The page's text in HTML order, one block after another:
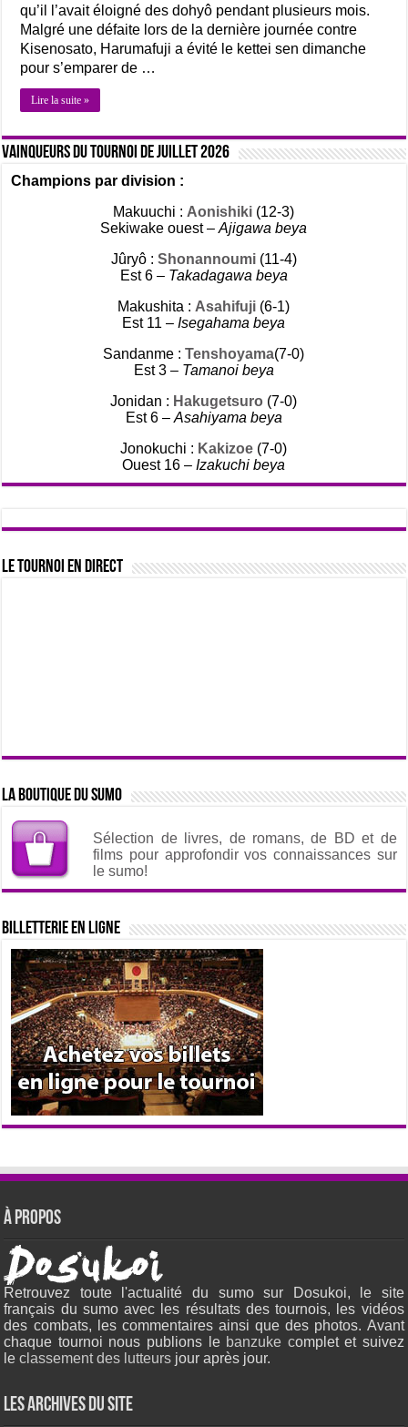
qu’il l’avait éloigné des dohyô pendant plusieurs mois.
Malgré une défaite lors de la dernière journée contre
Kisenosato, Harumafuji a évité le kettei sen dimanche
pour s’emparer de …
Lire la suite »
Vainqueurs du tournoi de Juillet 2026
Champions par division :
Makuuchi : Aonishiki (12-3)
Sekiwake ouest –Ajigawa beya
Jûryô : Shonannoumi (11-4)
Est 6 – Takadagawa beya
Makushita : Asahifuji (6-1)
Est 11 –Isegahama beya
Sandanme :Tenshoyama(7-0)
Est 3 – Tamanoi beya
Jonidan : Hakugetsuro (7-0)
Est 6 – Asahiyama beya
Jonokuchi : Kakizoe (7-0)
Ouest 16 –Izakuchi beya
Le tournoi en direct
La boutique du sumo
Sélection de livres, de romans, de BD et de
films pour approfondir vos connaissances sur
le sumo!
Billetterie en ligne
À propos
Retrouvez toute l'actualité du sumo sur Dosukoi, le site
français du sumo avec les résultats des tournois, les vidéos
des combats, les commentaires ainsi que des photos. Avant
chaque tournoi nous publions le banzuke complet et suivez
leclassement des lutteurs jour après jour.
Les archives du site